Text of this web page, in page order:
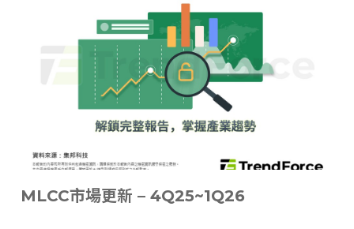
MLCC市場更新 – 4Q25~1Q26